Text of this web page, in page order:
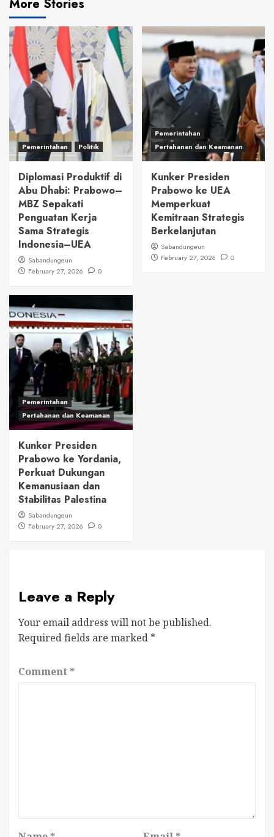
More Stories
Pemerintahan Politik
Diplomasi Produktif di
Abu Dhabi: Prabowo–
MBZ Sepakati
Penguatan Kerja
Sama Strategis
Indonesia–UEA
Sabandungeun
February 27, 2026
0
Pemerintahan
Pertahanan dan Keamanan
Kunker Presiden
Prabowo ke UEA
Memperkuat
Kemitraan Strategis
Berkelanjutan
Sabandungeun
February 27, 2026
0
Pemerintahan
Pertahanan dan Keamanan
Kunker Presiden
Prabowo ke Yordania,
Perkuat Dukungan
Kemanusiaan dan
Stabilitas Palestina
Sabandungeun
February 27, 2026
0
Leave a Reply
Your email address will not be published.
Required fields are marked *
Comment *